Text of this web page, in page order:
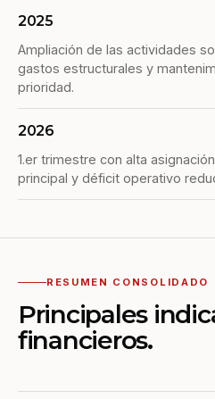
2025
Ampliación de las actividades
gastos estructurales y
prioridad.
2026
1.er trimestre con alta
principal y déficit operativo
RESUMEN CONSOLIDADO
Principales
financieros.